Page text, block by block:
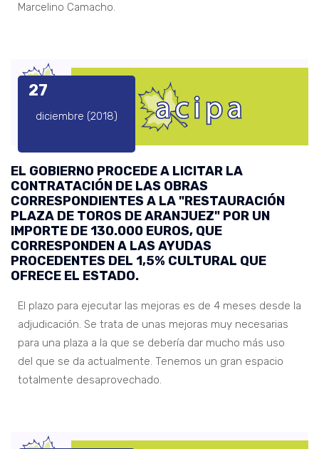
Marcelino Camacho.
27
diciembre (2018)
EL GOBIERNO PROCEDE A LICITAR LA
CONTRATACIÓN DE LAS OBRAS
CORRESPONDIENTES A LA "RESTAURACIÓN
PLAZA DE TOROS DE ARANJUEZ" POR UN
IMPORTE DE 130.000 EUROS, QUE
CORRESPONDEN A LAS AYUDAS
PROCEDENTES DEL 1,5% CULTURAL QUE
OFRECE EL ESTADO.
El plazo para ejecutar las mejoras es de 4 meses desde la
adjudicación. Se trata de unas mejoras muy necesarias
para una plaza a la que se debería dar mucho más uso
del que se da actualmente. Tenemos un gran espacio
totalmente desaprovechado.